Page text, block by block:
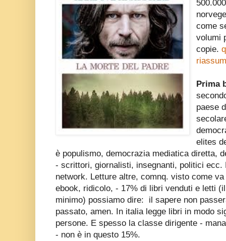
come
volumi
copie.
Prima
paese
elites
è populismo, democrazia mediatica diretta,
- scrittori, giornalisti, insegnanti, politici ecc.
network. Letture altre, comnq. visto come
ebook, ridicolo, - 17% di libri venduti e letti
minimo) possiamo dire: il sapere non
passato, amen. In italia legge libri in modo
persone. E spesso la classe dirigente -
- non è in questo 15%.